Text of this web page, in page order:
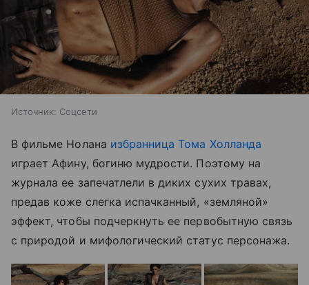
Источник: Соцсети
В фильме Нолана избранница Тома Холланда
играет Афину, богиню мудрости. Поэтому на
журнала ее запечатлели в диких сухих травах,
предав коже слегка испачканный, «земляной»
эффект, чтобы подчеркнуть ее первобытную связь
с природой и мифологический статус персонажа.